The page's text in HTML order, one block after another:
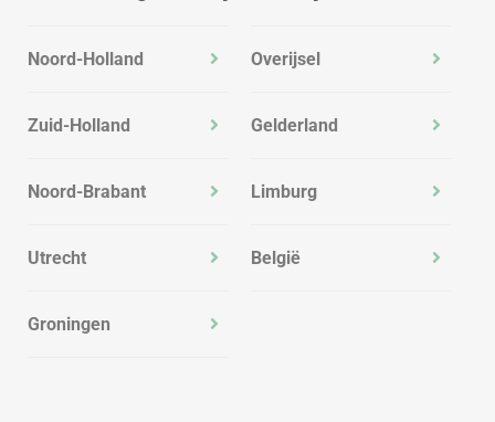
Noord-Holland
Zuid-Holland
Noord-Brabant
Utrecht
Groningen
Overijsel
Gelderland
Limburg
België